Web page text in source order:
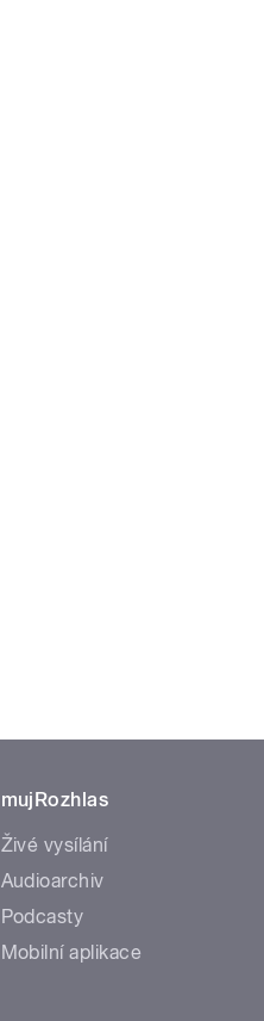
mujRozhlas
Živé vysílání
Audioarchiv
Podcasty
Mobilní aplikace